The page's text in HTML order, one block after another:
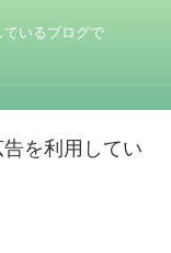
いるブログで
を利用してい